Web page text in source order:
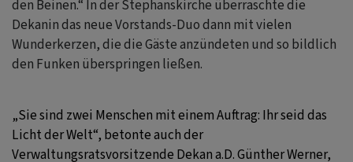
den Beinen.“ In der Stephanskirche überraschte die
Dekanin das neue Vorstands-Duo dann mit vielen
Wunderkerzen, die die Gäste anzündeten und so bildlich
den Funken überspringen ließen.
„Sie sind zwei Menschen mit einem Auftrag: Ihr seid das
Licht der Welt“, betonte auch der
Verwaltungsratsvorsitzende Dekan a.D. Günther Werner,